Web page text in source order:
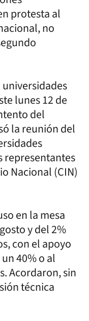
protesta al
no
lunes 12 de
del
la reunión del
representantes
Nacional (CIN)
en la mesa
y del 2%
con el apoyo
40% o al
Acordaron, sin
técnica